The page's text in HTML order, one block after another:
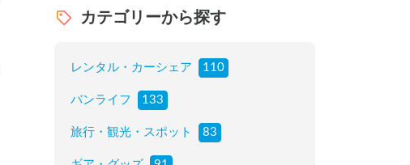
カテゴリーから探す
レンタル・カーシェア 110
バンライフ 133
旅行・観光・スポット 83